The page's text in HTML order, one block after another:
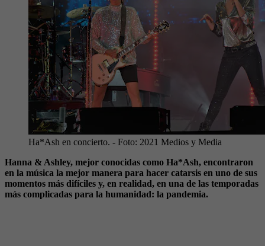
Ha*Ash en concierto. - Foto: 2021 Medios y Media
Hanna & Ashley, mejor conocidas como Ha*Ash, encontraron
en la música la mejor manera para hacer catarsis en uno de sus
momentos más difíciles y, en realidad, en una de las temporadas
más complicadas para la humanidad: la pandemia.